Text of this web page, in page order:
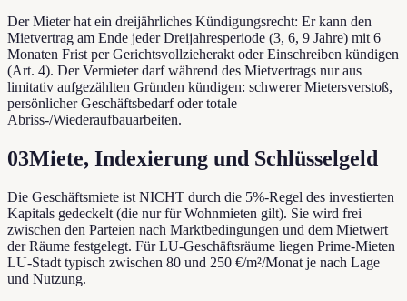
Der Mieter hat ein dreijährliches Kündigungsrecht: Er kann den
Mietvertrag am Ende jeder Dreijahresperiode (3, 6, 9 Jahre) mit 6
Monaten Frist per Gerichtsvollzieherakt oder Einschreiben kündigen
(Art. 4). Der Vermieter darf während des Mietvertrags nur aus
limitativ aufgezählten Gründen kündigen: schwerer Mietersverstoß,
persönlicher Geschäftsbedarf oder totale
Abriss-/Wiederaufbauarbeiten.
03Miete, Indexierung und Schlüsselgeld
Die Geschäftsmiete ist NICHT durch die 5%-Regel des investierten
Kapitals gedeckelt (die nur für Wohnmieten gilt). Sie wird frei
zwischen den Parteien nach Marktbedingungen und dem Mietwert
der Räume festgelegt. Für LU-Geschäftsräume liegen Prime-Mieten
LU-Stadt typisch zwischen 80 und 250 €/m²/Monat je nach Lage
und Nutzung.